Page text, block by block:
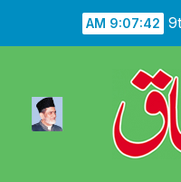
9:07:44 AM